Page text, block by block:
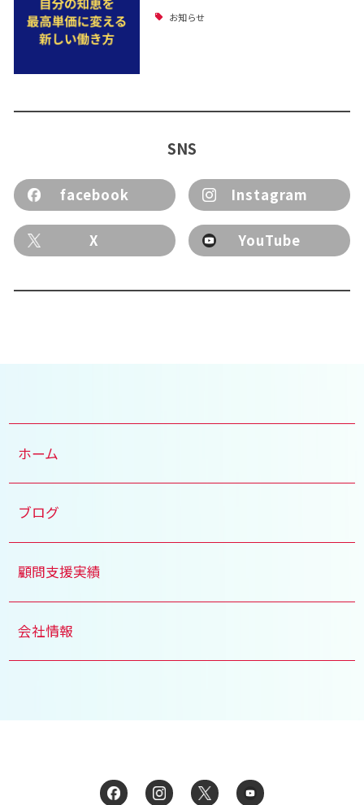
お知らせ
SNS
facebook Instagram
X YouTube
ホーム
ブログ
顧問支援実績
会社情報